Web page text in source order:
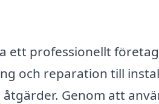
ett professionellt
och reparation till
Genom att